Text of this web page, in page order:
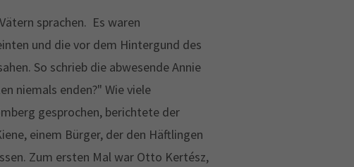
sprachen. Es waren
und die vor dem Hintergund des
So schrieb die abwesende Annie
niemals enden?" Wie viele
gesprochen, berichtete der
einem Bürger, der den Häftlingen
Zum ersten Mal war Otto Kertész,